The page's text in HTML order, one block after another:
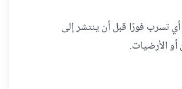
تسرب فورًا قبل أن ينتشر إلى
أو الأرضيات.